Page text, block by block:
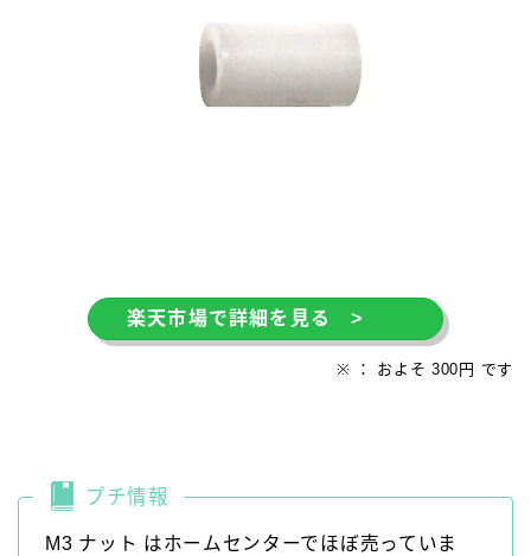
楽天市場で詳細を見る >
※ ： およそ 300円 です
プチ情報
M3 ナット はホームセンターでほぼ売っていま